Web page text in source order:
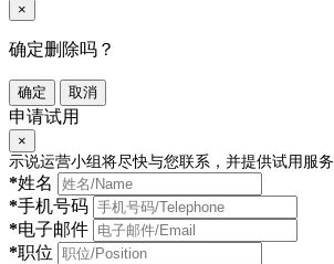
×
确定删除吗？
确定 取消
申请试用
×
示说运营小组将尽快与您联系，并提供试用服务
*姓名
*手机号码
*电子邮件
*职位